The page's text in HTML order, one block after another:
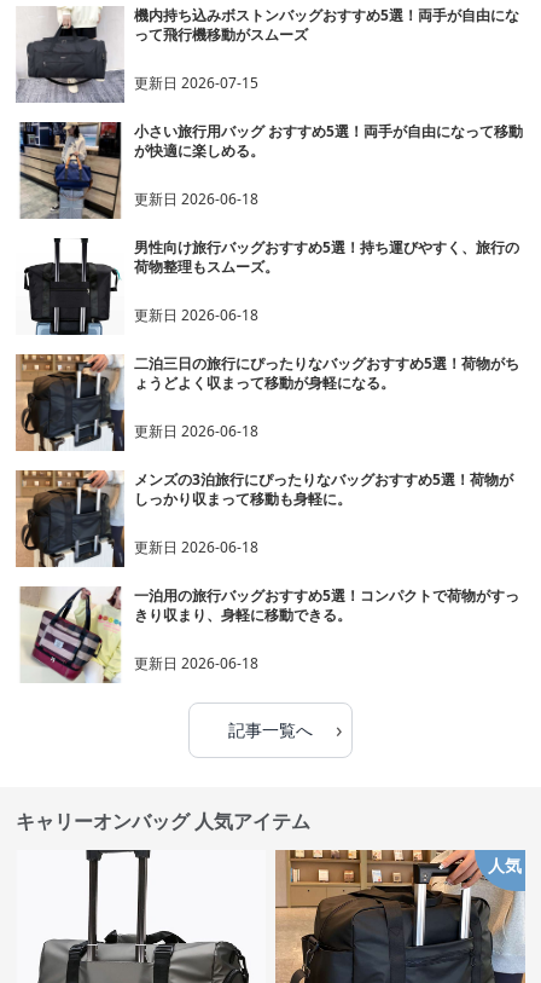
機内持ち込みボストンバッグおすすめ5選！両手が自由にな
って飛行機移動がスムーズ
更新日2026-07-15
小さい旅行用バッグ おすすめ5選！両手が自由になって移動
が快適に楽しめる。
更新日2026-06-18
男性向け旅行バッグおすすめ5選！持ち運びやすく、旅行の
荷物整理もスムーズ。
更新日2026-06-18
二泊三日の旅行にぴったりなバッグおすすめ5選！荷物がち
ょうどよく収まって移動が身軽になる。
更新日2026-06-18
メンズの3泊旅行にぴったりなバッグおすすめ5選！荷物が
しっかり収まって移動も身軽に。
更新日2026-06-18
一泊用の旅行バッグおすすめ5選！コンパクトで荷物がすっ
きり収まり、身軽に移動できる。
更新日2026-06-18
記事一覧へ ›
キャリーオンバッグ 人気アイテム
人気